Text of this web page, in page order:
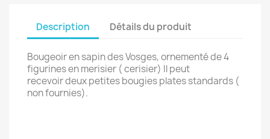
Description Détails du produit
Bougeoir en sapin des Vosges, ornementé de 4
figurines en merisier ( cerisier) Il peut
recevoir deux petites bougies plates standards (
non fournies).